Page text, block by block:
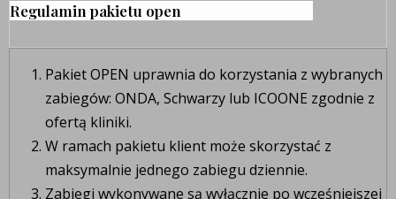
Regulamin pakietu open
Pakiet OPEN uprawnia do korzystania z wybranych
zabiegów: ONDA, Schwarzy lub ICOONE zgodnie z
ofertą kliniki.
W ramach pakietu klient może skorzystać z
maksymalnie jednego zabiegu dziennie.
Zabiegi wykonywane są wyłącznie po wcześniejszej